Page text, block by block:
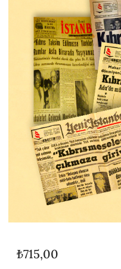
₺715,00